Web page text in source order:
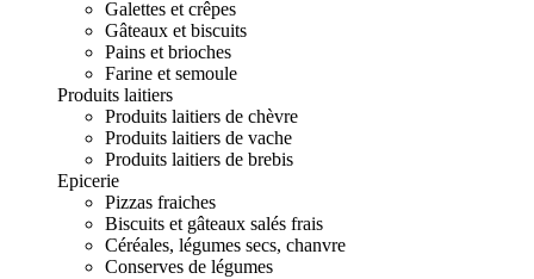
Galettes et crêpes
Gâteaux et biscuits
Pains et brioches
Farine et semoule
Produits laitiers
Produits laitiers de chèvre
Produits laitiers de vache
Produits laitiers de brebis
Epicerie
Pizzas fraiches
Biscuits et gâteaux salés frais
Céréales, légumes secs, chanvre
Conserves de légumes